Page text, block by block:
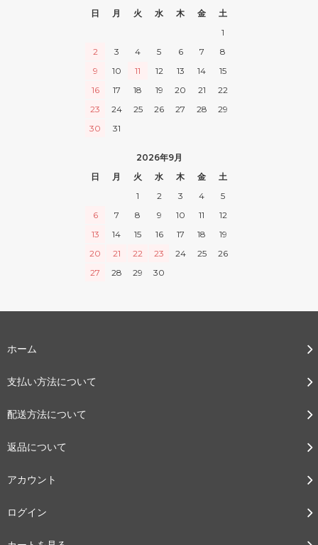
日
月 火 水 木 金
土
1
2
3 4 5 6 7
8
9
10 11 12 13 14
15
16
17 18 19 20 21
22
23
24 25 26 27 28
29
30
31
2026年9月
日
月 火 水 木 金
土
1
2 3 4
5
6
7 8 9 10 11
12
13
14 15 16 17 18
19
20
21 22 23 24 25
26
27
28 29 30
ホーム
支払い方法について
配送方法について
返品について
アカウント
ログイン